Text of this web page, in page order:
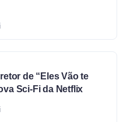
de “Eles Vão te
Sci-Fi da Netflix